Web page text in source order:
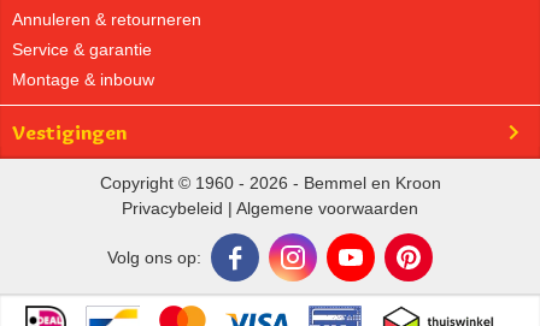
Annuleren & retourneren
Service & garantie
Montage & inbouw
Vestigingen
Copyright © 1960 - 2026 - Bemmel en Kroon
Privacybeleid | Algemene voorwaarden
Volg ons op: